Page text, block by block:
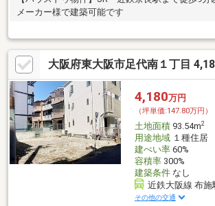
メーカー様で建築可能です
大阪府東大阪市足代南１丁目
4,180万円
（坪単価:147.80万円）
土地面積93.54m2
用途地域１種住居
建ぺい率60%
容積率300%
建築条件なし
近鉄大阪線 布施
その他の交通